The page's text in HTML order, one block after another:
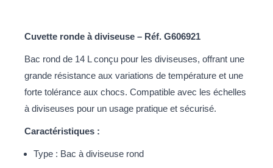
Cuvette ronde à diviseuse – Réf. G606921
Bac rond de 14 L conçu pour les diviseuses, offrant une
grande résistance aux variations de température et une
forte tolérance aux chocs. Compatible avec les échelles
à diviseuses pour un usage pratique et sécurisé.
Caractéristiques :
Type : Bac à diviseuse rond